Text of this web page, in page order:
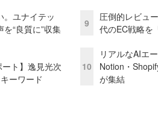
。ユナイテッ
“良質に”収集
ート】逸見光次
ーワード
9
圧倒的レビュ
代のEC戦略を
10
リアルなAIエ
Notion・
が集結